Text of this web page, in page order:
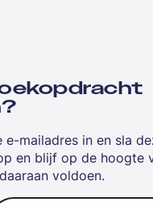
e-mailadres in en sla
en blijf op de hoogte
voldoen.